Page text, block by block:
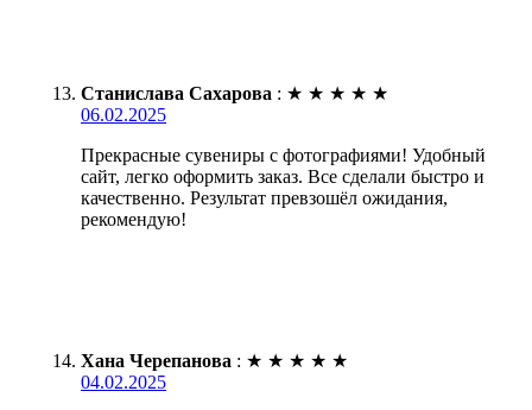
Станислава Сахарова : ★ ★ ★ ★ ★
06.02.2025
Прекрасные сувениры с фотографиями! Удобный
сайт, легко оформить заказ. Все сделали быстро и
качественно. Результат превзошёл ожидания,
рекомендую!
Хана Черепанова : ★ ★ ★ ★ ★
04.02.2025